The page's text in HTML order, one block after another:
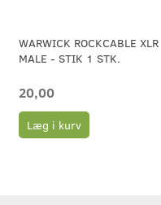
WARWICK ROCKCABLE XLR
MALE - STIK 1 STK.
20,00
Læg i kurv